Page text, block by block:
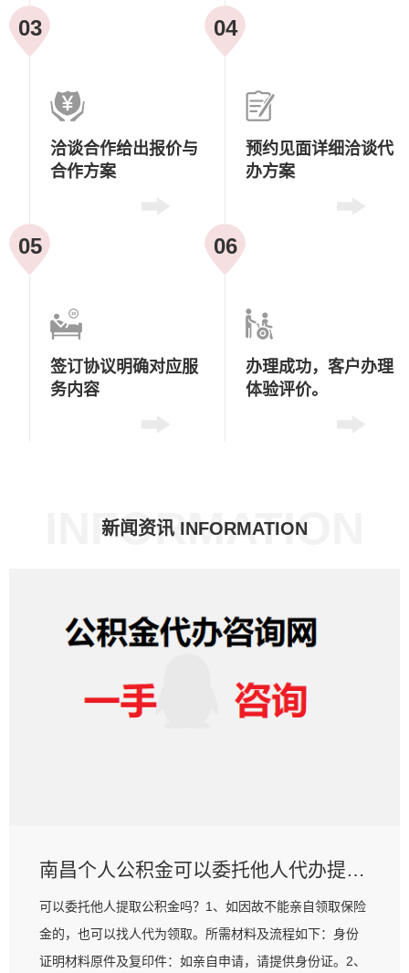
03
洽谈合作给出报价与
合作方案
04
预约见面详细洽谈代
办方案
05
签订协议明确对应服
务内容
06
办理成功， 客户办理
体验评价。
INFORMATION
新闻资讯 INFORMATION
南昌个人公积金可以委托他人代办提取吗？需要什么材料？
可以委托他人提取公积金吗？1、如因故不能亲自领取保险
金的，也可以找人代为领取。所需材料及流程如下：身份
证明材料原件及复印件：如亲自申请，请提供身份证。2、